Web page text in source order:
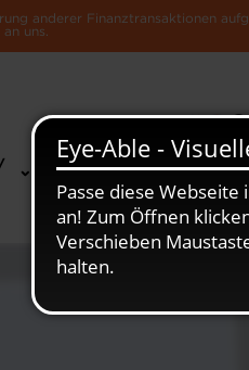
anderer Finanztransaktionen
uns.
Suche
News &
Die